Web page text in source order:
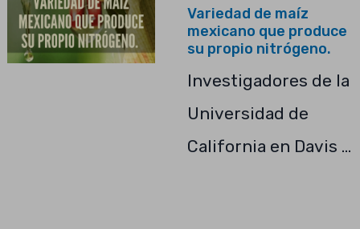
Variedad de maíz
mexicano que produce
su propio nitrógeno.
Investigadores de la
Universidad de
California en Davis …